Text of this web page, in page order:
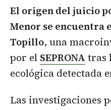
El origen del juicio
Menor se encuentra
Topillo, una
por el SEPRONA tras
ecológica detectada
Las investigaciones